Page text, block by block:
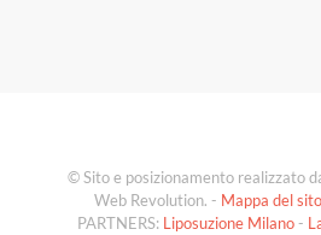
© Sito e posizionamento realizzato
Web Revolution. - Mappa del sito
PARTNERS: Liposuzione Milano-